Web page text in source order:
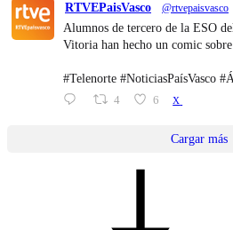
RTVEPaisVasco @rtvepaisvasco
Alumnos de tercero de la ESO
Vitoria han hecho un comic
#Telenorte #NoticiasPaísVasco
4 6 X
Cargar más